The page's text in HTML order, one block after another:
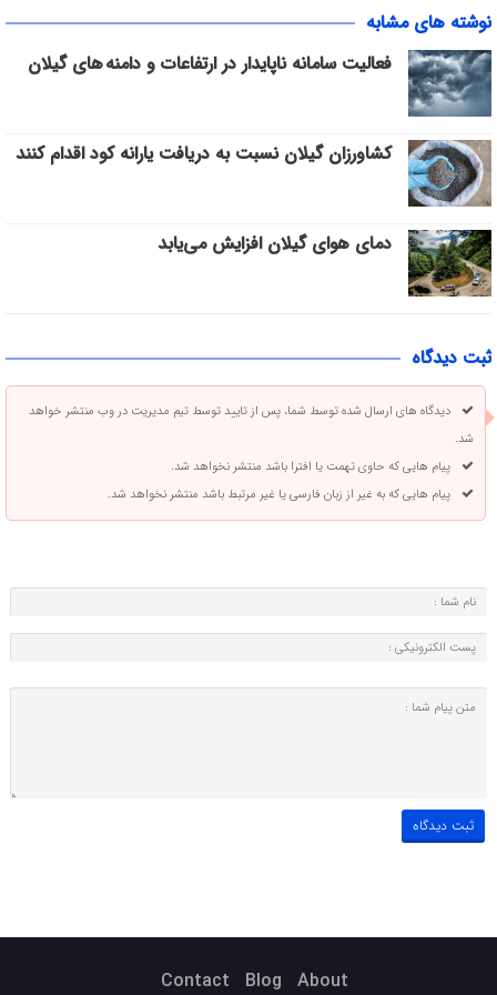
نوشته های مشابه
فعالیت سامانه ناپایدار در ارتفاعات و دامنه های گیلان
کشاورزان گیلان نسبت به دریافت یارانه کود اقدام کنند
دمای هوای گیلان افزایش می‌یابد
ثبت دیدگاه
دیدگاه های ارسال شده توسط شما، پس از تایید توسط تیم مدیریت در وب منتشر خواهد
شد.
پیام هایی که حاوی تهمت یا افترا باشد منتشر نخواهد شد.
پیام هایی که به غیر از زبان فارسی یا غیر مرتبط باشد منتشر نخواهد شد.
About
Blog
Contact